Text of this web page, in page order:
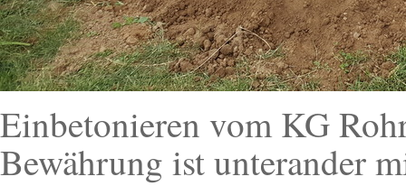
Einbetonieren vom KG
Bewährung ist unterander